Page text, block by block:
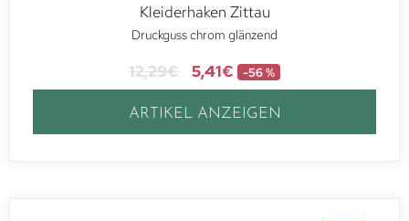
Kleiderhaken Zittau
Druckguss chrom glänzend
12,29€ 5,41€ -56 %
ARTIKEL ANZEIGEN